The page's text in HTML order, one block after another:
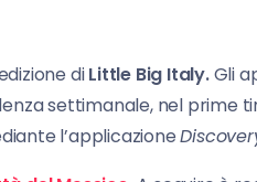
diLittle Big Italy.Gli
settimanale, nel prime
l’applicazione